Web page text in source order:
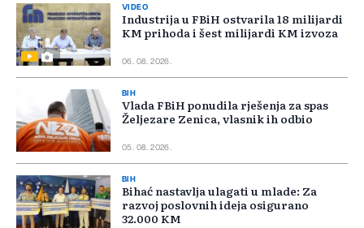
VIDEO
Industrija u FBiH ostvarila 18 milijardi
KM prihoda i šest milijardi KM izvoza
06. 08. 2026.
BIH
Vlada FBiH ponudila rješenja za spas
Željezare Zenica, vlasnik ih odbio
05. 08. 2026.
BIH
Bihać nastavlja ulagati u mlade: Za
razvoj poslovnih ideja osigurano
32.000 KM